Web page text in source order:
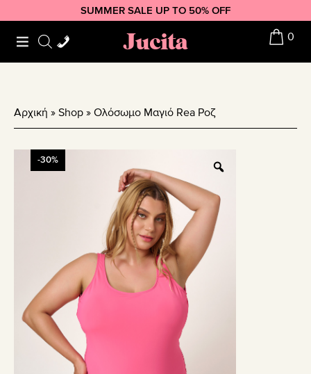
to
primary
to
main
to
footer
SUMMER SALE UP TO 50% OFF
Jucita 0
Αρχική » Shop » Ολόσωμο Μαγιό Rea Ροζ
-30%